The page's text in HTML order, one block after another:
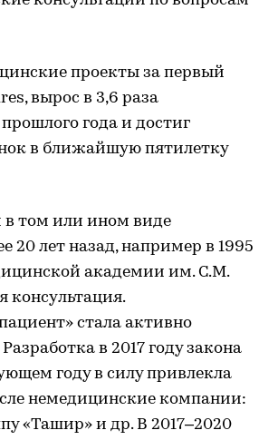
проекты за первый
вырос в 3,6 раза
года и достиг
в ближайшую пятилетку
в том или ином виде
20 лет назад, например в 1995
академии им. С.М.
консультация.
стала активно
в 2017 году закона
году в силу привлекла
немедицинские компании:
«Ташир» и др. В 2017–2020